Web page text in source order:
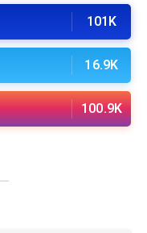
101K
16.9K
100.9K